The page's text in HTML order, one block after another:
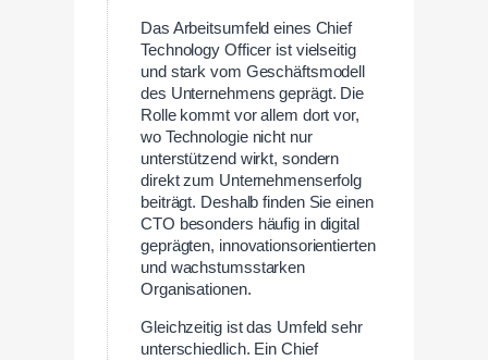
Das Arbeitsumfeld eines Chief
Technology Officer ist vielseitig
und stark vom Geschäftsmodell
des Unternehmens geprägt. Die
Rolle kommt vor allem dort vor,
wo Technologie nicht nur
unterstützend wirkt, sondern
direkt zum Unternehmenserfolg
beiträgt. Deshalb finden Sie einen
CTO besonders häufig in digital
geprägten, innovationsorientierten
und wachstumsstarken
Organisationen.
Gleichzeitig ist das Umfeld sehr
unterschiedlich. Ein Chief